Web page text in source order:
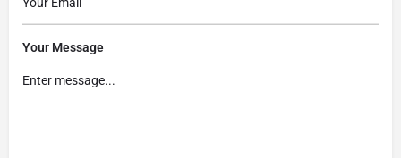
Your Message